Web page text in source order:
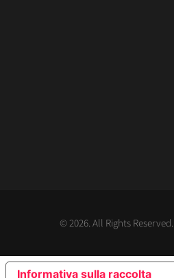
© 2026. All Rights Reserved.
Informativa sulla raccolta